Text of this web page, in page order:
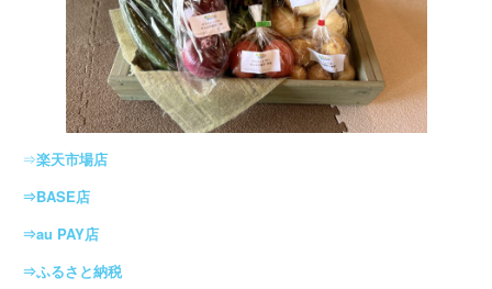
⇒楽天市場店
⇒BASE店
⇒au PAY店
⇒ふるさと納税